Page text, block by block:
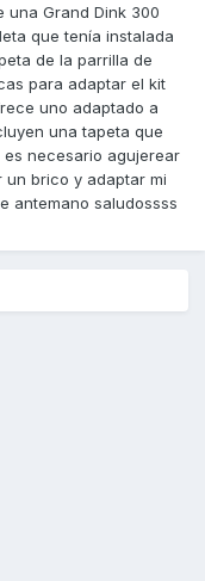
una Grand Dink 300
que tenía instalada
de la parrilla de
para adaptar el kit
uno adaptado a
una tapeta que
necesario agujerear
brico y adaptar mi
antemano saludossss